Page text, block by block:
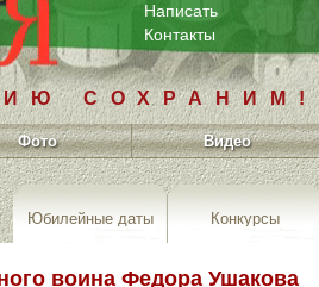
Написать
Контакты
СОХРАНИМ!
Фото Видео
Юбилейные даты Конкурсы
воина Федора Ушакова